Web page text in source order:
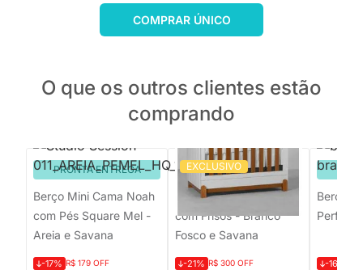
COMPRAR ÚNICO
O que os outros clientes estão
comprando
PRONTA ENTREGA
Berço Mini Cama Noah
com Pés Square Mel -
Areia e Savana
-17% R$ 179 OFF
EXCLUSIVO
PRONTA ENTREGA
Berço Mini Cama Lotus
com Frisos - Branco
Fosco e Savana
-21% R$ 300 OFF
Berço
Perfeito
-16%